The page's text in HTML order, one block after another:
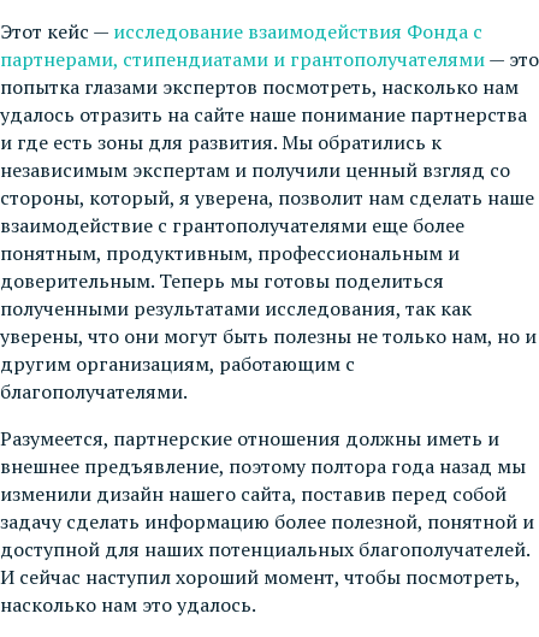
Этот кейс — исследование взаимодействия Фонда с
партнерами, стипендиатами и грантополучателями— это
попытка глазами экспертов посмотреть, насколько нам
удалось отразить на сайте наше понимание партнерства
и где есть зоны для развития. Мы обратились к
независимым экспертам и получили ценный взгляд со
стороны, который, я уверена, позволит нам сделать наше
взаимодействие с грантополучателями еще более
понятным, продуктивным, профессиональным и
доверительным. Теперь мы готовы поделиться
полученными результатами исследования, так как
уверены, что они могут быть полезны не только нам, но и
другим организациям, работающим с
благополучателями.
Разумеется, партнерские отношения должны иметь и
внешнее предъявление, поэтому полтора года назад мы
изменили дизайн нашего сайта, поставив перед собой
задачу сделать информацию более полезной, понятной и
доступной для наших потенциальных благополучателей.
И сейчас наступил хороший момент, чтобы посмотреть,
насколько нам это удалось.